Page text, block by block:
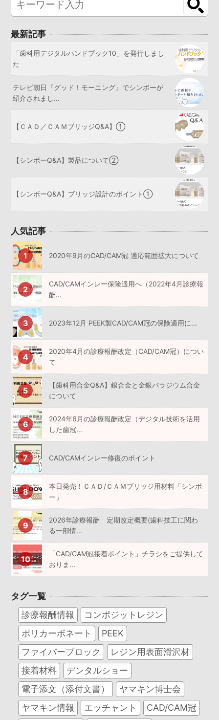
最新記事
「歯科用デジタルハンドブック10」を発行しまし
た
テレビ朝日『グッド！モーニング』でシンボーが
紹介されまし...
【ＣＡＤ／ＣＡＭブリッジQ&A】①
【シンボーQ&A】製品について②
【シンボーQ&A】ブリッジ設計のポイント①
人気記事
2020年9月のCAD/CAM冠 適応範囲拡大について
CAD/CAMインレー保険適用へ（2022年4月診療報
酬...
2023年12月 PEEK製CAD/CAM冠の保険適用に...
2020年4月の診療報酬改定（CAD/CAM冠）につい
て
【歯科用合金Q&A】銀合金と金銀パラジウム合金
について
2024年6月の診療報酬改定（デジタル技術を活用
した歯冠...
CAD/CAMインレー修復のポイント
本日発売！ＣＡＤ/ＣＡＭブリッジ用材料「シンボ
ー」
2026年診療報酬 定期改定概要(歯科技工に関わ
る一部情...
「CAD/CAM冠接着ポイント」チラシをご提供して
おりま...
タグ一覧
診療報酬情報
コンポジットレジン
ポリカーボネート
PEEK
ファイバーブロック
レジン用表面滑沢材
接着材料
デンタルショー
電子添文（添付文書）
ヤマキン博士会
ヤマキン情報
エッチャント
CAD/CAM冠